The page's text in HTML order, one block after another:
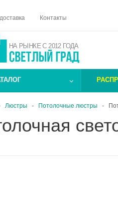
Контакты
НА РЫНКЕ С 2012 ГОДА
Люстры - Потолочные люстры -